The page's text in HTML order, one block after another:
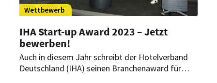
Wettbewerb
IHA Start-up Award 2023 – Jetzt
bewerben!
Auch in diesem Jahr schreibt der Hotelverband
Deutschland (IHA) seinen Branchenaward für